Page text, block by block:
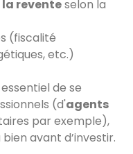
reventeselon la
(fiscalité
etc.)
de se
(d'agents
par exemple),
avant d’investir.